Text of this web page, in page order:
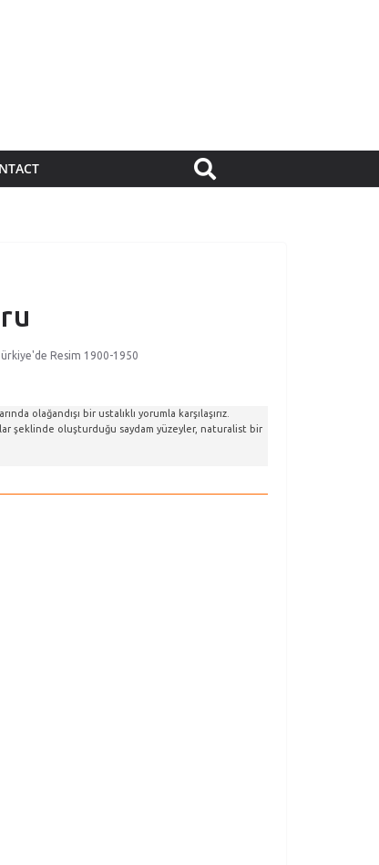
Resim 1900-1950
olağandışı bir ustalıklı yorumla karşılaşırız.
şeklinde oluşturduğu saydam yüzeyler, naturalist bir